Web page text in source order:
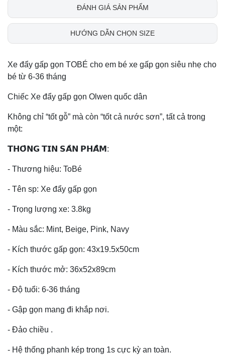
ĐÁNH GIÁ SẢN PHẨM
HƯỚNG DẪN CHỌN SIZE
Xe đẩy gấp gọn TOBÉ cho em bé xe gấp gọn siêu nhẹ cho
bé từ 6-36 tháng
Chiếc Xe đẩy gấp gọn Olwen quốc dân
Không chỉ “tốt gỗ” mà còn “tốt cả nước sơn”, tất cả trong
một:
𝗧𝗛𝗢̂𝗡𝗚 𝗧𝗜𝗡 𝗦𝗔̉𝗡 𝗣𝗛𝗔̂̉𝗠:
- Thương hiệu: ToBé
- Tên sp: Xe đẩy gấp gọn
- Trọng lượng xe: 3.8kg
- Màu sắc: Mint, Beige, Pink, Navy
- Kích thước gấp gọn: 43x19.5x50cm
- Kích thước mở: 36x52x89cm
- Độ tuổi: 6-36 tháng
- Gập gọn mang đi khắp nơi.
- Đảo chiều .
- Hệ thống phanh kép trong 1s cực kỳ an toàn.